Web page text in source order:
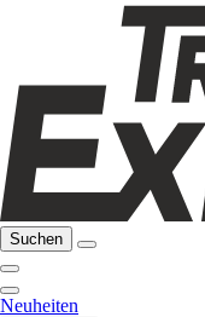
Suchen
Neuheiten